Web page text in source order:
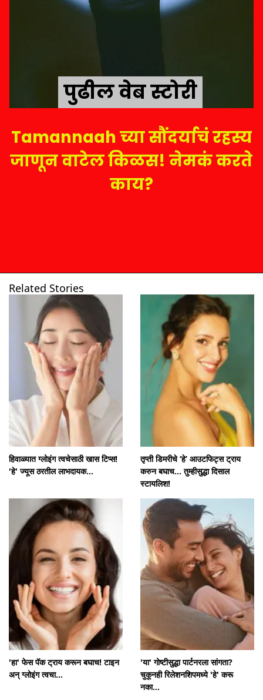
पुढील वेब स्टोरी
पुढील वेब स्टोरी
Tamannaah च्या सौंदर्याचं रहस्य
जाणून वाटेल किळस! नेमकं करते
काय?
उघडत आहे
Related Stories
हिवाळ्यात ग्लोइंग त्वचेसाठी खास टिप्स!
'हे' ज्यूस ठरतील लाभदायक...
तृप्ती डिमरीचे ‘हे’ आउटफिट्स ट्राय
करुन बघाच... तुम्हीसुद्धा दिसाल
स्टायलिश!
'हा' फेस पॅक ट्राय करून बघाच! टाइन
अन् ग्लोइंग त्वचा...
'या' गोष्टीसुद्धा पार्टनरला सांगता?
चुकूनही रिलेशनशिपमध्ये 'हे' करू
नका...